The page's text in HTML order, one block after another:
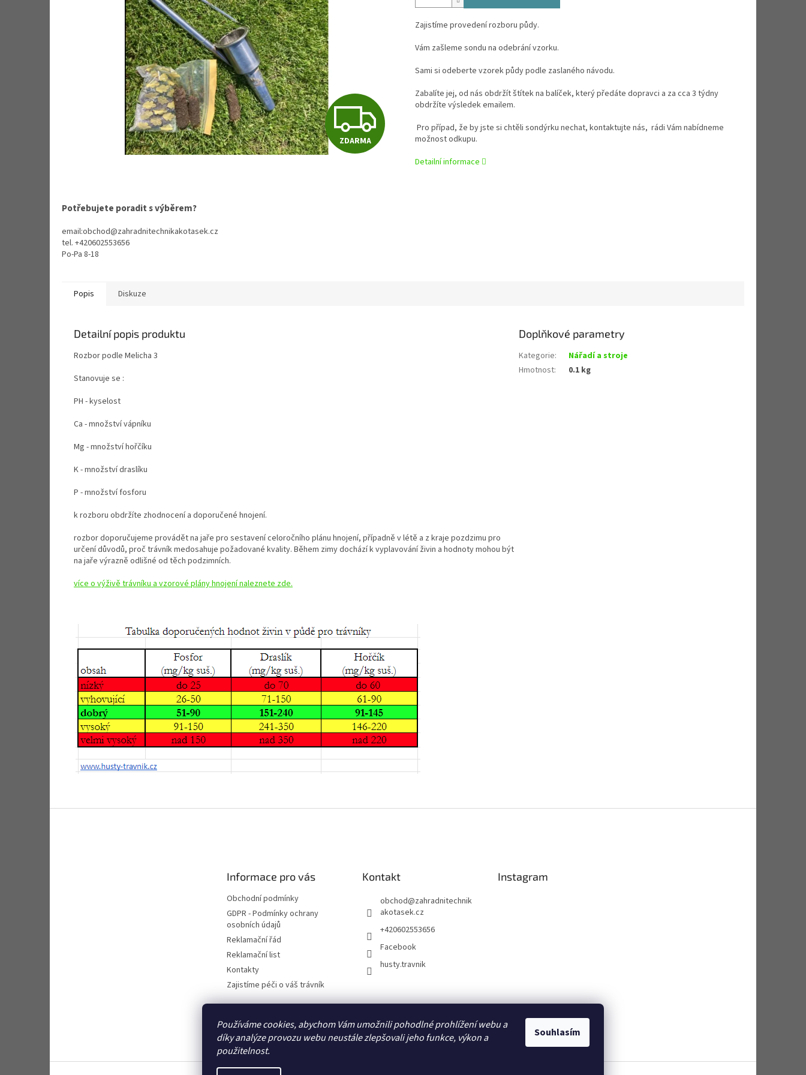
Používáme cookies, abychom Vám umožnili pohodlné prohlížení webu a
díky analýze provozu webu neustále zlepšovali jeho funkce, výkon a
použitelnost.
Souhlasím
Z
D
ZDARMA
Zajistíme provedení rozboru půdy.
Vám zašleme sondu na odebrání vzorku.
Sami si odeberte vzorek půdy podle zaslaného návodu.
Zabalíte jej, od nás obdržít štítek na balíček, který předáte dopravci a za cca 3 týdny
obdržíte výsledek emailem.
Pro případ, že by jste si chtěli sondýrku nechat, kontaktujte nás, rádi Vám nabídneme
možnost odkupu.
Detailní informace
Potřebujete poradit s výběrem?
email:obchod@zahradnitechnikakotasek.cz
tel. +420602553656
Po-Pa 8-18
Popis Diskuze
Detailní popis produktu
Rozbor podle Melicha 3
Stanovuje se :
PH - kyselost
Ca - množství vápníku
Mg - množství hořčíku
K - množství draslíku
P - množství fosforu
k rozboru obdržíte zhodnocení a doporučené hnojení.
rozbor doporučujeme provádět na jaře pro sestavení celoročního plánu hnojení, případně v létě a z kraje pozdzimu pro
určení důvodů, proč trávník medosahuje požadované kvality. Během zimy dochází k vyplavování živin a hodnoty mohou být
na jaře výrazně odlišné od těch podzimních.
více o výživě trávníku a vzorové plány hnojení naleznete zde.
Doplňkové parametry
Kategorie:
Nářadí a stroje
Hmotnost: 0.1 kg
Informace pro vás
Obchodní podmínky
GDPR - Podmínky ochrany
osobních údajů
Reklamační řád
Reklamační list
Kontakty
Zajistíme péči o váš trávník
Kontakt
obchod@zahradnitechnik
akotasek.cz
+420602553656
Facebook
husty.travnik
Instagram
Hustý trávník